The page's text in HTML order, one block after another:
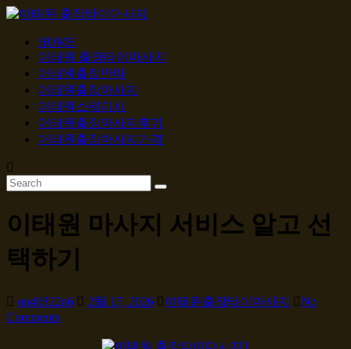
Skip
content
이
마
지
24
간
365
일
HOME
이태원 출장타이마사지
이태원출장안마
이태원출장마사지
이태원스웨디시
이태원출장마사지후기
이태원출장마사지가격
이태원 마사지 서비스 알고 선
택하기
on40822n6 2월 17, 2026 이태원출장타이마사지
No
Comments